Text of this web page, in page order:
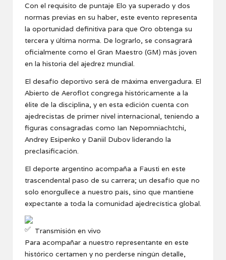
Con el requisito de puntaje Elo ya superado y dos
normas previas en su haber, este evento representa
la oportunidad definitiva para que Oro obtenga su
tercera y última norma. De lograrlo, se consagrará
oficialmente como el Gran Maestro (GM) más joven
en la historia del ajedrez mundial.
El desafío deportivo será de máxima envergadura. El
Abierto de Aeroflot congrega históricamente a la
élite de la disciplina, y en esta edición cuenta con
ajedrecistas de primer nivel internacional, teniendo a
figuras consagradas como Ian Nepomniachtchi,
Andrey Esipenko y Daniil Dubov liderando la
preclasificación.
El deporte argentino acompaña a Fausti en este
trascendental paso de su carrera; un desafío que no
solo enorgullece a nuestro país, sino que mantiene
expectante a toda la comunidad ajedrecística global.
Transmisión en vivo
Para acompañar a nuestro representante en este
histórico certamen y no perderse ningún detalle,